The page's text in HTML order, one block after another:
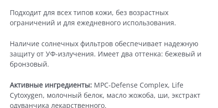
Подходит для всех типов кожи, без возрастных
ограничений и для ежедневного использования.
Наличие солнечных фильтров обеспечивает надежную
защиту от УФ-излучения. Имеет два оттенка: бежевый и
бронзовый.
Активные ингредиенты: MPC-Defense Complex, Life
Cytoxygen, молочный белок, масло жожоба, ши, экстракт
одуванчика лекарственного.